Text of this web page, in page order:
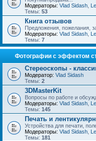
Модераторы: Vlad Sidash
Темы: 53
Книга отзывов
Предложения, пожелания,
Модераторы: Vlad Sidash
Темы: 7
Фотографии с эффектом
Стереоскопы -
Модератор: Vlad Sidash
Темы: 2
3DMasterKit
Вопросы по работе и
Модераторы: Vlad Sidash
Темы: 145
Печать и
Устройства для печати,
Модераторы: Vlad Sidash
Темы: 181